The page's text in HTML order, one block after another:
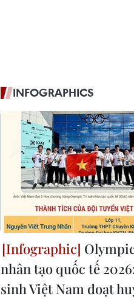
INFOGRAPHICS
nhân tạo quốc tế
sinh Việt Nam đoạt